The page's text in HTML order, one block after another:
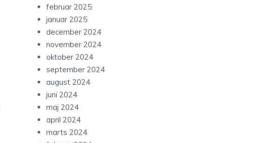
februar 2025
januar 2025
december 2024
november 2024
oktober 2024
september 2024
august 2024
juni 2024
maj 2024
april 2024
marts 2024